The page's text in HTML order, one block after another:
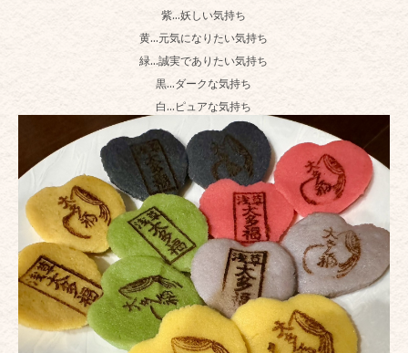
紫…妖しい気持ち
黄…元気になりたい気持ち
緑…誠実でありたい気持ち
黒…ダークな気持ち
白…ピュアな気持ち